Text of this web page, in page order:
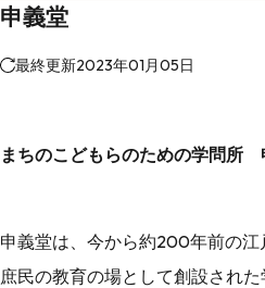
申義堂
最終更新2023年01月05日
まちのこどもらのための学問所
申義堂は、今から約200年前の江
庶民の教育の場として創設された